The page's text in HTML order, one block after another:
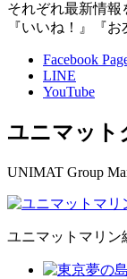
それぞれ最新情報
『いいね！』『
Facebook
LINE
YouTube
ユニマット
UNIMAT Group
ユニマットマリン